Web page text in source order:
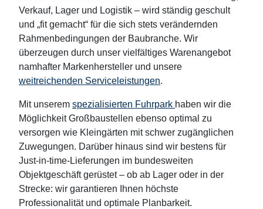
Verkauf, Lager und Logistik – wird ständig geschult
und „fit gemacht“ für die sich stets verändernden
Rahmenbedingungen der Baubranche. Wir
überzeugen durch unser vielfältiges Warenangebot
namhafter Markenhersteller und unsere
weitreichenden Serviceleistungen.
Mit unserem spezialisierten Fuhrpark haben wir die
Möglichkeit Großbaustellen ebenso optimal zu
versorgen wie Kleingärten mit schwer zugänglichen
Zuwegungen. Darüber hinaus sind wir bestens für
Just-in-time-Lieferungen im bundesweiten
Objektgeschäft gerüstet – ob ab Lager oder in der
Strecke: wir garantieren Ihnen höchste
Professionalität und optimale Planbarkeit.